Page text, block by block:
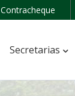
Contracheque
Secretarias